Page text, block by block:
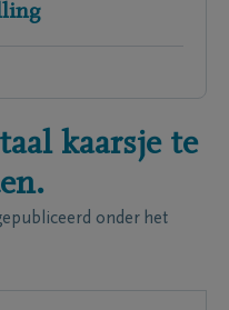
kaarsje te
onder het